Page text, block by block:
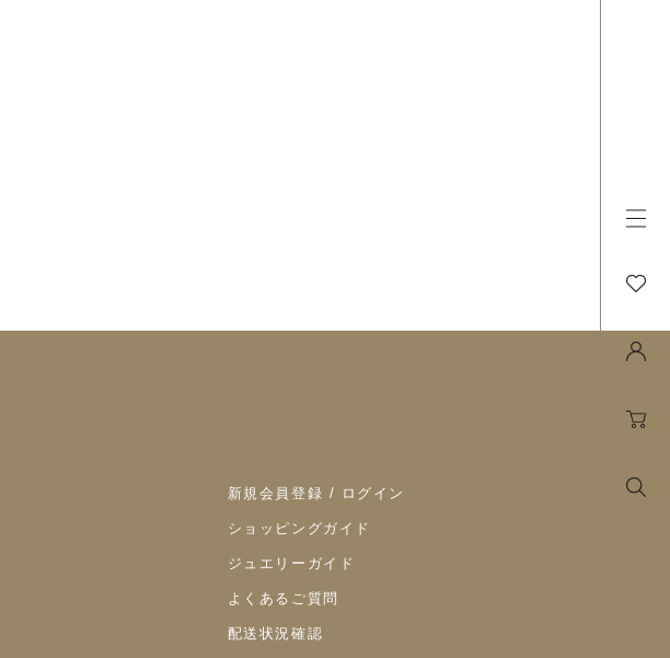
新規会員登録 / ログイン
ショッピングガイド
ジュエリーガイド
よくあるご質問
配送状況確認